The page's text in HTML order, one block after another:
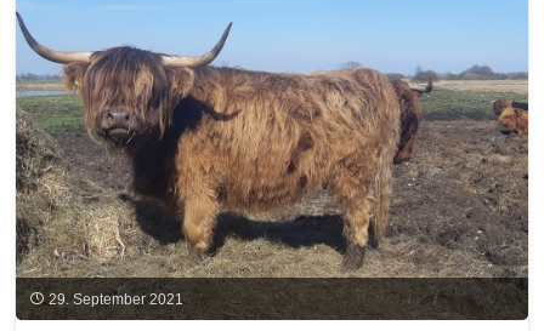
29. September 2021